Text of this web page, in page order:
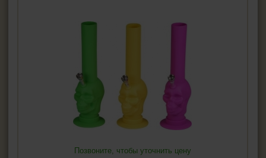
Позвоните, чтобы уточнить цену